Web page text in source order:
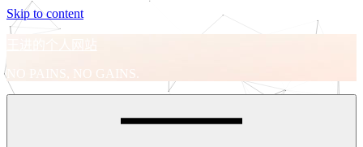
Skip to content
王进的个人网站
NO PAINS, NO GAINS.